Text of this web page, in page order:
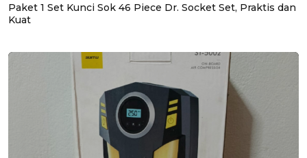
Paket 1 Set Kunci Sok 46 Piece Dr. Socket Set, Praktis dan
Kuat